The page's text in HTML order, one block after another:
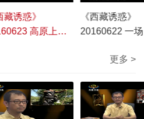
藏诱惑》
高原上的
《西藏诱惑》
20160622 一
更多 >